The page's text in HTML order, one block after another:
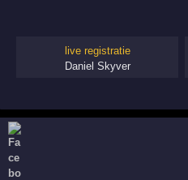
live registratie
Daniel Skyver